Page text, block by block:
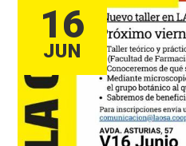
16
JUN